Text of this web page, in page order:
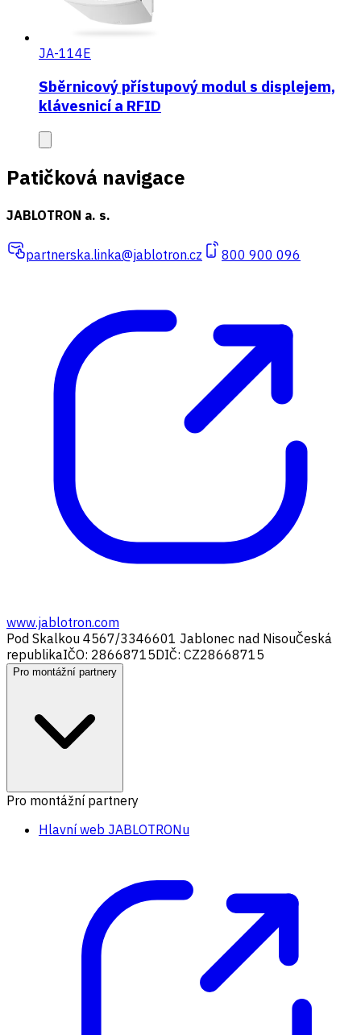
JA-114E
Sběrnicový přístupový modul s displejem,
klávesnicí a RFID
Patičková navigace
JABLOTRON a. s.
partnerska.linka@jablotron.cz 800 900 096
www.jablotron.com
Pod Skalkou 4567/3346601 Jablonec nad NisouČeská
republikaIČO: 28668715DIČ: CZ28668715
Pro montážní partnery
Pro montážní partnery
Hlavní web JABLOTRONu